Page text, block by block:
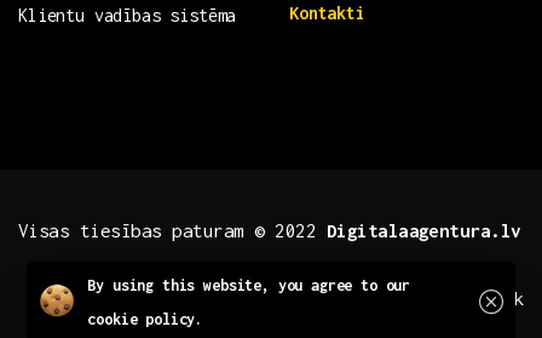
Klientu vadības sistēma Kontakti
Visas tiesības paturam © 2022 Digitalaagentura.lv
.fb .insta .tiktok
By using this website, you agree to our
cookie policy.
Close